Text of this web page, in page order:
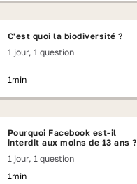
C'est quoi la biodiversité ?
1 jour, 1 question
1min
Pourquoi Facebook est-il
interdit aux moins de 13 ans ?
1 jour, 1 question
1min